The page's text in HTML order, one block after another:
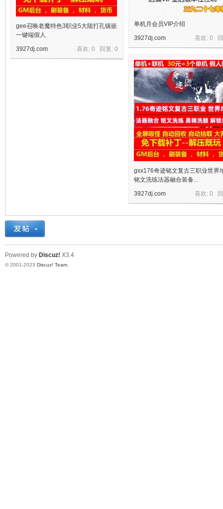
淘
gee召唤老魔特色3职业5大陆打孔镶嵌
一键端假人
喜欢: 0 回复: 0
3927dj.com
单机月会员VIP介绍
喜欢: 0
3927dj.com
gxx176奇迹铭文复古三职业世界
铭文洗练法器融合装备...
喜欢: 0
3927dj.com
Powered by Discuz! X3.4
© 2001-2023 Discuz! Team.